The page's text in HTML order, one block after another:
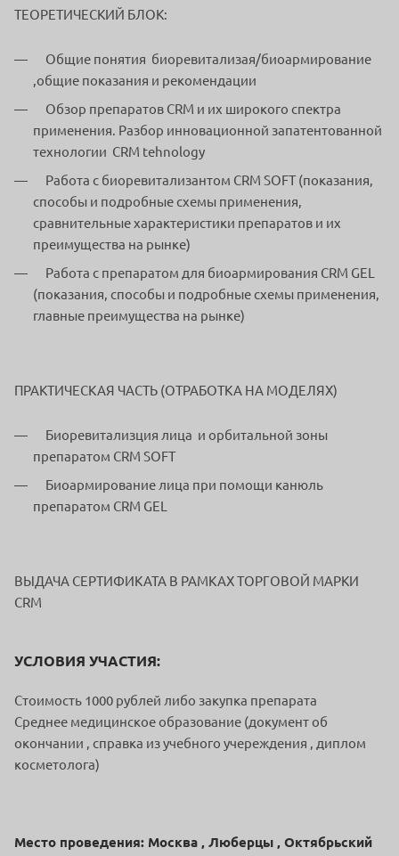
ТЕОРЕТИЧЕСКИЙ БЛОК:
Общие понятия биоревитализая/биоармирование
,общие показания и рекомендации
Обзор препаратов CRM и их широкого спектра
применения. Разбор инновационной запатентованной
технологии CRM tehnology
Работа с биоревитализантом CRM SOFT (показания,
способы и подробные схемы применения,
сравнительные характеристики препаратов и их
преимущества на рынке)
Работа с препаратом для биоармирования CRM GEL
(показания, способы и подробные схемы применения,
главные преимущества на рынке)
ПРАКТИЧЕСКАЯ ЧАСТЬ (ОТРАБОТКА НА МОДЕЛЯХ)
Биоревитализция лица и орбитальной зоны
препаратом CRM SOFT
Биоармирование лица при помощи канюль
препаратом CRM GEL
ВЫДАЧА СЕРТИФИКАТА В РАМКАХ ТОРГОВОЙ МАРКИ
CRM
УСЛОВИЯ УЧАСТИЯ:
Стоимость 1000 рублей либо закупка препарата
Среднее медицинское образование (документ об
окончании , справка из учебного учереждения , диплом
косметолога)
Место проведения: Москва , Люберцы , Октябрьский